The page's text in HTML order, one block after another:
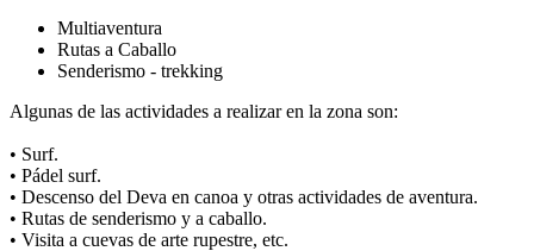
Multiaventura
Rutas a Caballo
Senderismo - trekking
Algunas de las actividades a realizar en la zona son:
• Surf.
• Pádel surf.
• Descenso del Deva en canoa y otras actividades de aventura.
• Rutas de senderismo y a caballo.
• Visita a cuevas de arte rupestre, etc.